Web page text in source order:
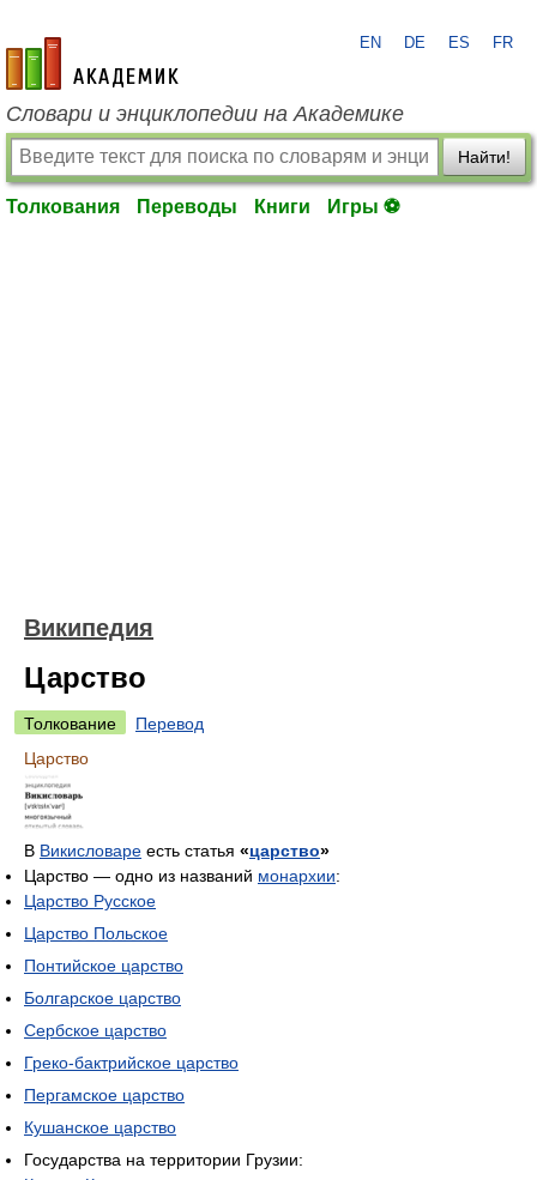
academic.ru
EN DE ES FR
Словари и энциклопедии на Академике
Найти!
Толкования Переводы Книги Игры ⚽
Википедия
Царство
Толкование
Перевод
Царство
В Викисловаре есть статья «царство»
Царство — одно из названий монархии:
Царство Русское
Царство Польское
Понтийское царство
Болгарское царство
Сербское царство
Греко-бактрийское царство
Пергамское царство
Кушанское царство
Государства на территории Грузии: